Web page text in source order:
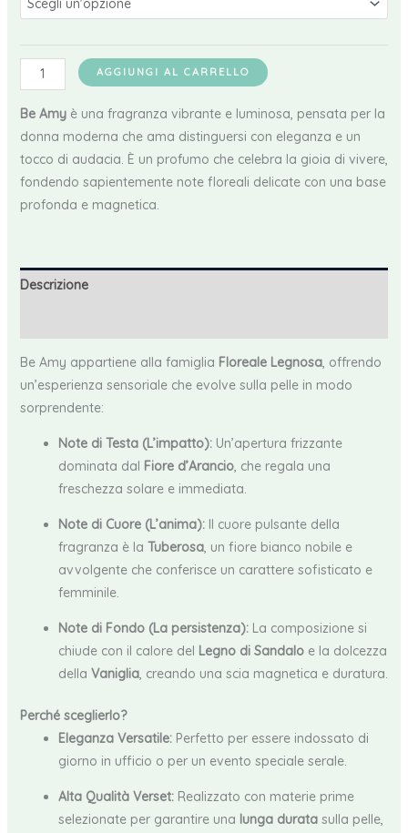
a
19,15 €
Amy
Edt
quantità
AGGIUNGI AL CARRELLO
Be Amyè una fragranza vibrante e luminosa, pensata per la
donna moderna che ama distinguersi con eleganza e un
tocco di audacia. È un profumo che celebra la gioia di vivere,
fondendo sapientemente note floreali delicate con una base
profonda e magnetica.
Descrizione
Be Amy appartiene alla famiglia Floreale Legnosa, offrendo
un’esperienza sensoriale che evolve sulla pelle in modo
sorprendente:
Note di Testa (L’impatto):Un’apertura frizzante
dominata dal Fiore d’Arancio, che regala una
freschezza solare e immediata.
Note di Cuore (L’anima):Il cuore pulsante della
fragranza è la Tuberosa, un fiore bianco nobile e
avvolgente che conferisce un carattere sofisticato e
femminile.
Note di Fondo (La persistenza):La composizione si
chiude con il calore del Legno di Sandaloe la dolcezza
della Vaniglia, creando una scia magnetica e duratura.
Perché sceglierlo?
Eleganza Versatile:Perfetto per essere indossato di
giorno in ufficio o per un evento speciale serale.
Alta Qualità Verset:Realizzato con materie prime
selezionate per garantire una lunga duratasulla pelle,